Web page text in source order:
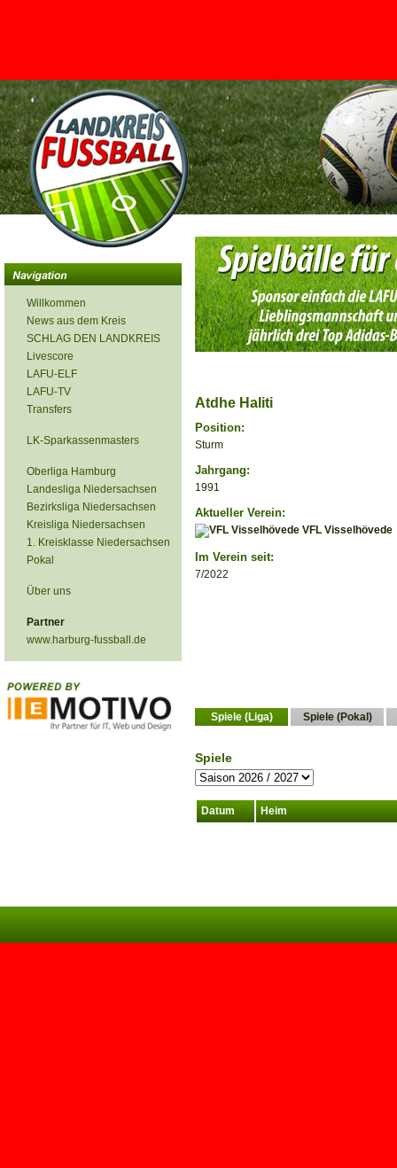
<
Willkommen
News aus dem Kreis
SCHLAG DEN LANDKREIS
Livescore
LAFU-ELF
LAFU-TV
Transfers
LK-Sparkassenmasters
Oberliga Hamburg
Landesliga Niedersachsen
Bezirksliga Niedersachsen
Kreisliga Niedersachsen
1. Kreisklasse Niedersachsen
Pokal
Über uns
Partner
www.harburg-fussball.de
Atdhe Haliti
Position:
Sturm
Jahrgang:
1991
Aktueller Verein:
VFL Visselhövede
Im Verein seit:
7/2022
Spiele (Liga) Spiele (Pokal)
Spiele
Datum Heim